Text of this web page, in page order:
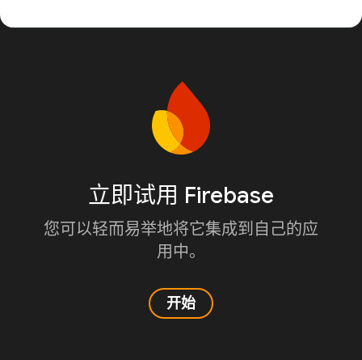
立即试用 Firebase
您可以轻而易举地将它集成到自己的应
用中。
开始